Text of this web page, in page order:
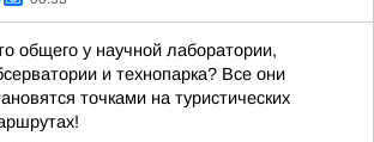
общего у научной лаборатории,
и технопарка? Все они
точками на туристических